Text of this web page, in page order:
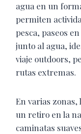
agua en un
permiten
pesca, paseos
junto al agua,
viaje outdoors,
rutas extremas.
En varias zonas,
un retiro en la
caminatas